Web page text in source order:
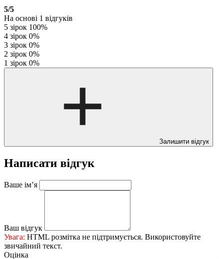
5/5
На основі 1 відгуків
5 зірок 100%
4 зірок 0%
3 зірок 0%
2 зірок 0%
1 зірок 0%
Залишити відгук
Написати відгук
Ваше ім’я
Ваш відгук
Увага: HTML розмітка не підтримується. Використовуйте
звичайний текст.
Оцінка